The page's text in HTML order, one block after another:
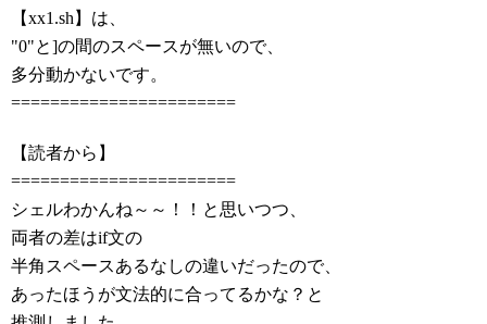
【xx1.sh】は、
"0"と]の間のスペースが無いので、
多分動かないです。
=======================
【読者から】
=======================
シェルわかんね～～！！と思いつつ、
両者の差はif文の
半角スペースあるなしの違いだったので、
あったほうが文法的に合ってるかな？と